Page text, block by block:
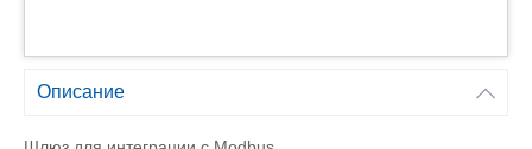
Описание